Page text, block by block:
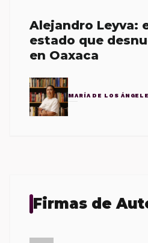
Alejandro Leyva:
estado que
en Oaxaca
MARÍA DE LOS
Firmas de